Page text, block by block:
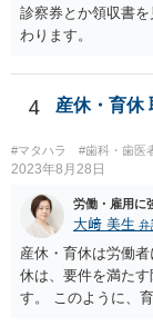
診察券とか領収書
わります。
4 産休・育休
#マタハラ #歯科・歯医
2023年8月28日
労働・雇用に
大﨑 美生 弁
産休・育休は労働
休は、要件を満た
す。 このように、